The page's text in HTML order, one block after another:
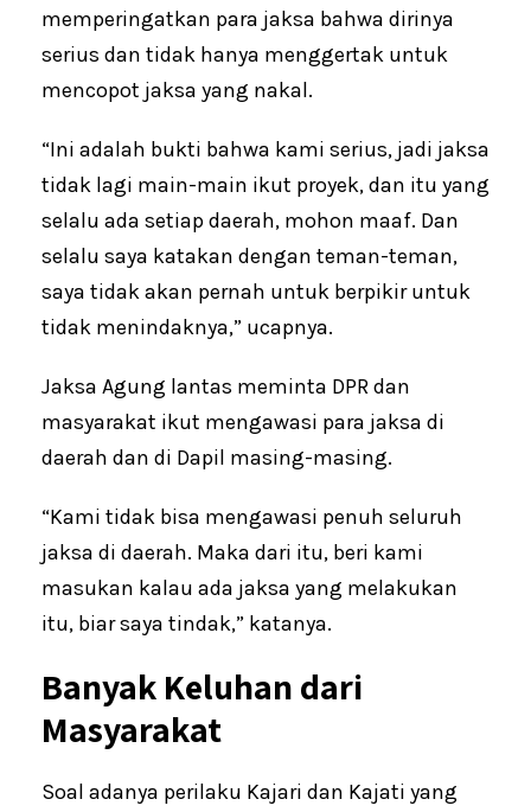
memperingatkan para jaksa bahwa dirinya
serius dan tidak hanya menggertak untuk
mencopot jaksa yang nakal.
“Ini adalah bukti bahwa kami serius, jadi jaksa
tidak lagi main-main ikut proyek, dan itu yang
selalu ada setiap daerah, mohon maaf. Dan
selalu saya katakan dengan teman-teman,
saya tidak akan pernah untuk berpikir untuk
tidak menindaknya,” ucapnya.
Jaksa Agung lantas meminta DPR dan
masyarakat ikut mengawasi para jaksa di
daerah dan di Dapil masing-masing.
“Kami tidak bisa mengawasi penuh seluruh
jaksa di daerah. Maka dari itu, beri kami
masukan kalau ada jaksa yang melakukan
itu, biar saya tindak,” katanya.
Banyak Keluhan dari
Masyarakat
Soal adanya perilaku Kajari dan Kajati yang